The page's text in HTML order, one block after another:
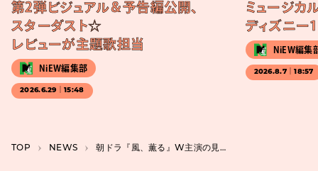
第2弾ビジュアル＆予告編公開、
スターダスト☆
レビューが主題歌担当
NiEW編集部
2026.6.29｜15:48
ミュージカル
ディズニー
NiEW編集
2026.8.7｜18:57
TOP NEWS 朝ドラ『風、薫る』W主演の見上愛と上坂樹里が栃木でトークショーに登壇、コメントも